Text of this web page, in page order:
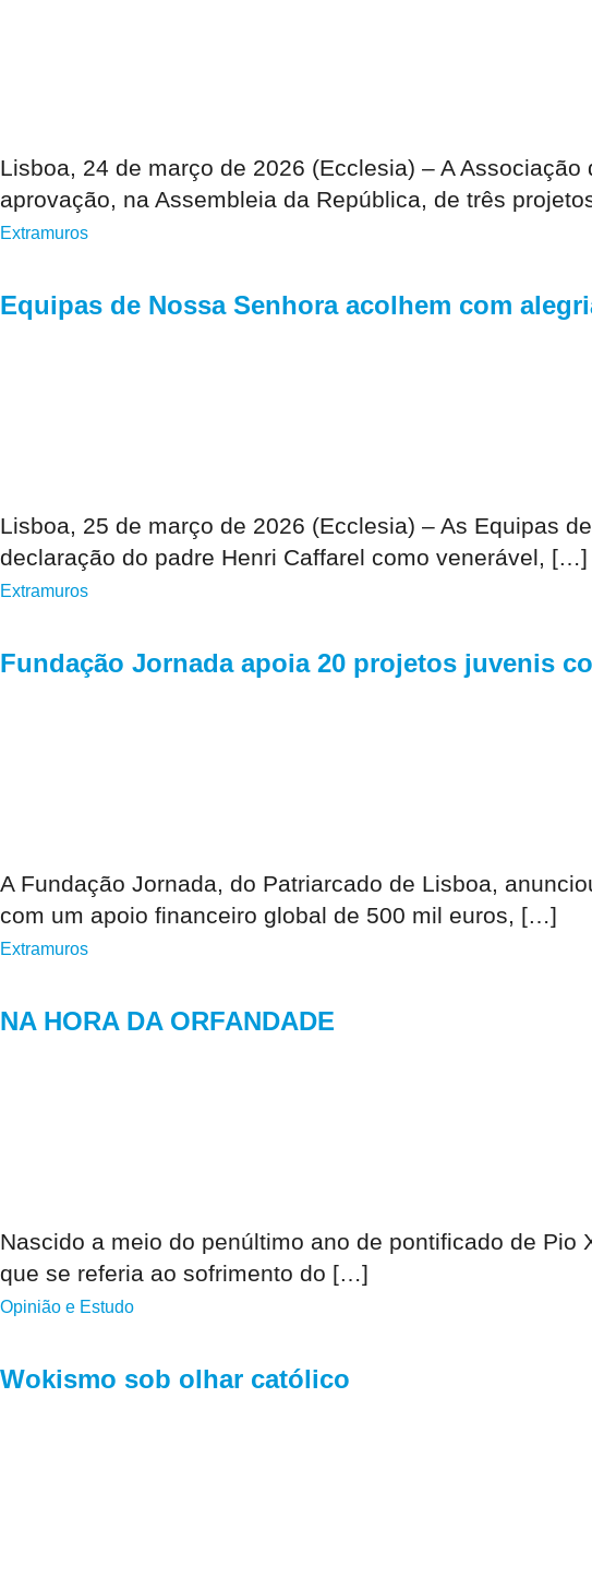
Lisboa, 24 de março de 2026 (Ecclesia) – A
aprovação, na Assembleia da República, de três
Extramuros
Equipas de Nossa Senhora acolhem com
Lisboa, 25 de março de 2026 (Ecclesia) – As Equipas
declaração do padre Henri Caffarel como venerável, […]
Extramuros
Fundação Jornada apoia 20 projetos juvenis
A Fundação Jornada, do Patriarcado de Lisboa,
com um apoio financeiro global de 500 mil euros, […]
Extramuros
NA HORA DA ORFANDADE
Nascido a meio do penúltimo ano de pontificado de
que se referia ao sofrimento do […]
Opinião e Estudo
Wokismo sob olhar católico